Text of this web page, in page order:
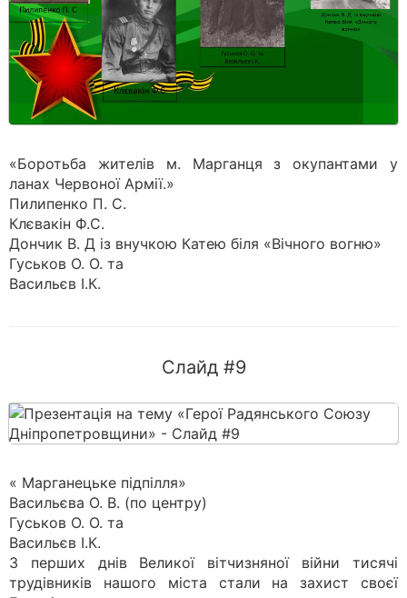
«Боротьба жителів м. Марганця з окупантами у
ланах Червоної Армії.»
Пилипенко П. С.
Клєвакін Ф.С.
Дончик В. Д із внучкою Катею біля «Вічного вогню»
Гуськов О. О. та
Васильєв І.К.
Слайд #9
« Марганецьке підпілля»
Васильєва О. В. (по центру)
Гуськов О. О. та
Васильєв І.К.
З перших днів Великої вітчизняної війни тисячі
трудівників нашого міста стали на захист своєї